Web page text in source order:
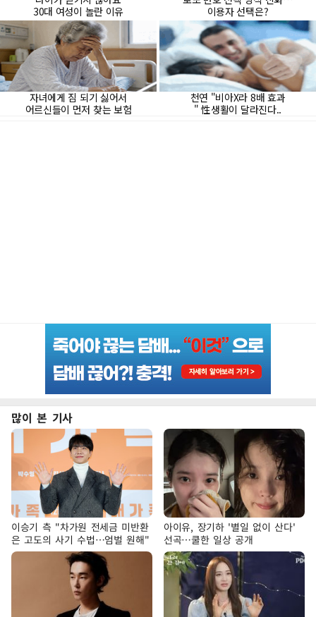
많이 본 기사
이승기 측 "차가원 전세금 미반환
은 고도의 사기 수법…엄벌 원해"
아이유, 장기하 '별일 없이 산다'
선곡…쿨한 일상 공개